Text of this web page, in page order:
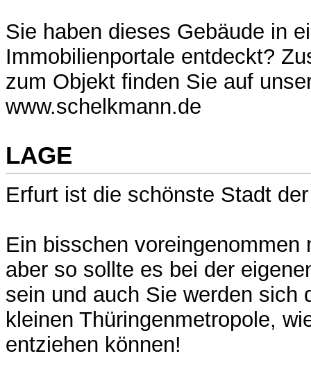
Sie haben dieses Gebäude in
Immobilienportale entdeckt?
zum Objekt finden Sie auf
www.schelkmann.de
LAGE
Erfurt ist die schönste Stadt
Ein bisschen voreingenommen
aber so sollte es bei der
sein und auch Sie werden sich
kleinen Thüringenmetropole,
entziehen können!